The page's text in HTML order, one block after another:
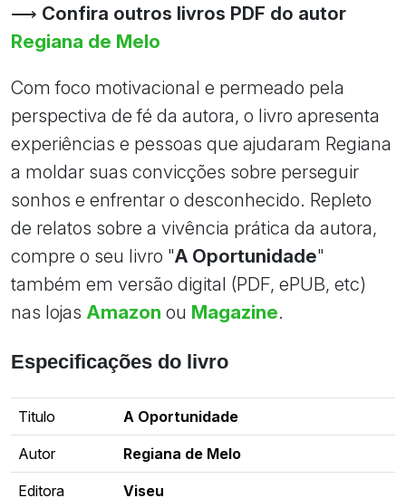
⟶ Confira outros livros PDF do autor
Regiana de Melo
Com foco motivacional e permeado pela
perspectiva de fé da autora, o livro apresenta
experiências e pessoas que ajudaram Regiana
a moldar suas convicções sobre perseguir
sonhos e enfrentar o desconhecido. Repleto
de relatos sobre a vivência prática da autora,
compre o seu livro "A Oportunidade"
também em versão digital (PDF, ePUB, etc)
nas lojas Amazon ou Magazine.
Especificações do livro
Titulo A Oportunidade
Autor Regiana de Melo
Editora Viseu